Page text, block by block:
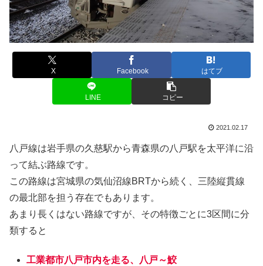
X Facebook はてブ
LINE コピー
2021.02.17
八戸線は岩手県の久慈駅から青森県の八戸駅を太平洋に沿
って結ぶ路線です。
この路線は宮城県の気仙沼線BRTから続く、三陸縦貫線
の最北部を担う存在でもあります。
あまり長くはない路線ですが、その特徴ごとに3区間に分
類すると
工業都市八戸市内を走る、八戸～鮫